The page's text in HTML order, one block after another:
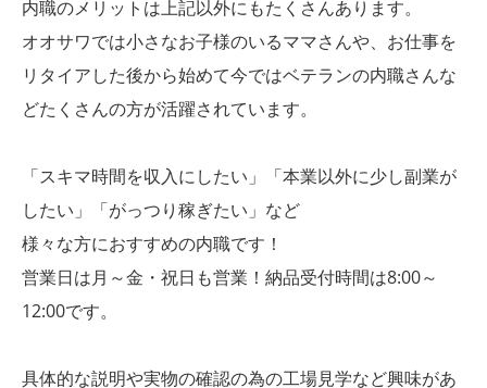
内職のメリットは上記以外にもたくさんあります。
オオサワでは小さなお子様のいるママさんや、お仕事を
リタイアした後から始めて今ではベテランの内職さんな
どたくさんの方が活躍されています。
「スキマ時間を収入にしたい」「本業以外に少し副業が
したい」「がっつり稼ぎたい」など
様々な方におすすめの内職です！
営業日は月～金・祝日も営業！納品受付時間は8:00～
12:00です。
具体的な説明や実物の確認の為の工場見学など興味があ